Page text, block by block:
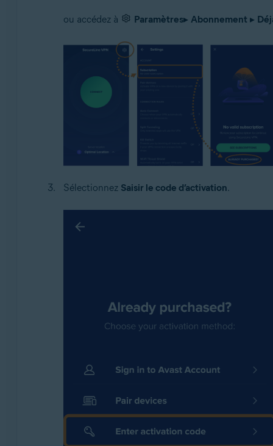
ou accédez à Paramètres▸ Abonnement ▸
Sélectionnez Saisir le code d’activation.